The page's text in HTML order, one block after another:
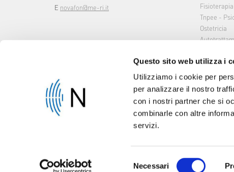
Questo sito web utilizza i
Utilizziamo i cookie per
per analizzare il nostro
con i nostri partner che si
combinarle con altre
servizi.
Necessari
E novafon@me-ri.it
Tnpee -
Ostetricia
© 2026 Me-Ri